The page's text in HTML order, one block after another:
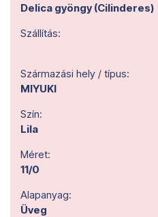
Delica gyöngy (Cilinderes)
Szállítás:
Származási hely / típus:
MIYUKI
Szín:
Lila
Méret:
11/0
Alapanyag:
Üveg